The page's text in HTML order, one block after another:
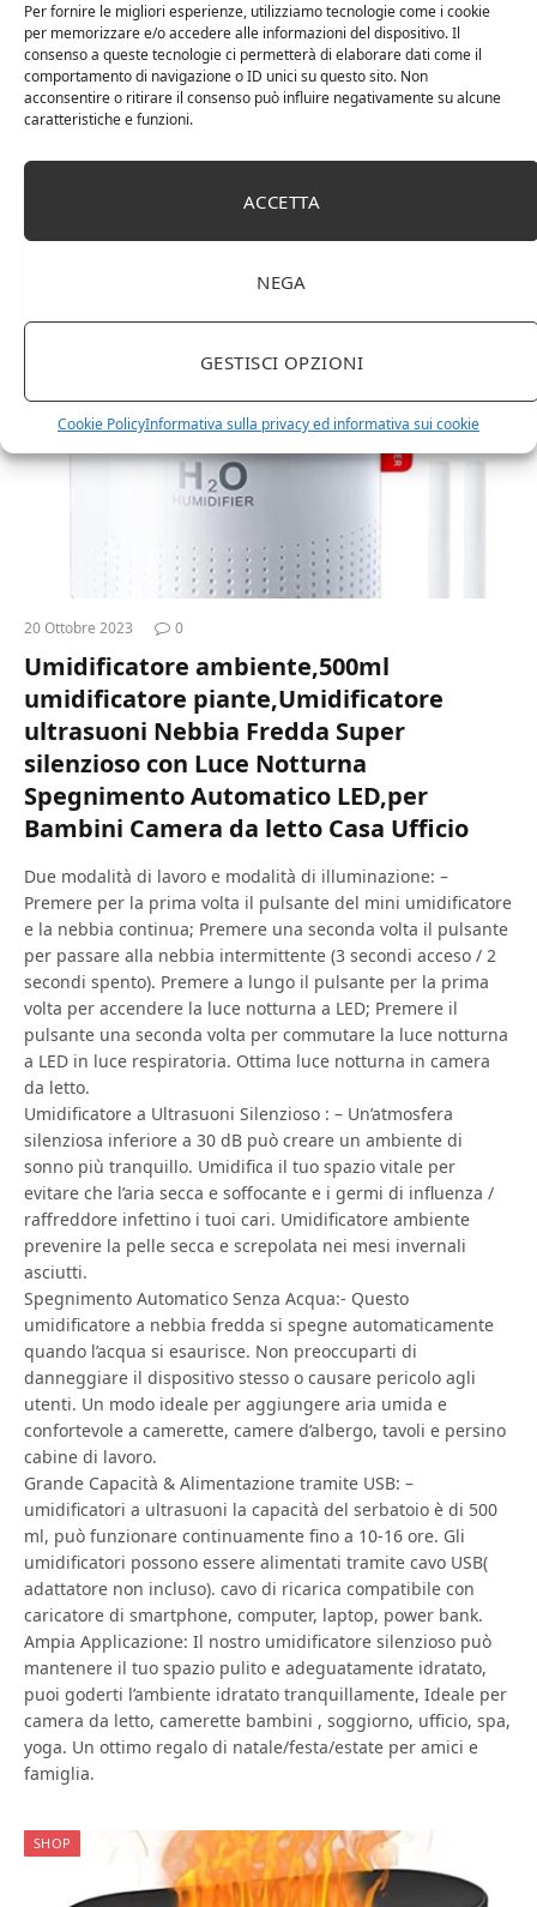
Per fornire le migliori esperienze, utilizziamo tecnologie come i cookie
per memorizzare e/o accedere alle informazioni del dispositivo. Il
consenso a queste tecnologie ci permetterà di elaborare dati come il
comportamento di navigazione o ID unici su questo sito. Non
acconsentire o ritirare il consenso può influire negativamente su alcune
caratteristiche e funzioni.
ACCETTA
NEGA
GESTISCI OPZIONI
Cookie PolicyInformativa sulla privacy ed informativa sui cookie
Nessun consumo energetico: a differenza degli umidificatori
elettrici, i nostri umidificatori sono silenziosi e non
consumano energia.
Design decorativo: gli umidificatori per il riscaldamento in
ceramica sono una bella decorazione e valorizzano
Migliore supporto e gancio: affinché l’umidificatore trovi un
20 Ottobre 2023 0
Umidificatore ambiente,500ml
umidificatore piante,Umidificatore
ultrasuoni Nebbia Fredda Super
silenzioso con Luce Notturna
Spegnimento Automatico LED,per
Bambini Camera da letto Casa Ufficio
Due modalità di lavoro e modalità di illuminazione: –
Premere per la prima volta il pulsante del mini umidificatore
e la nebbia continua; Premere una seconda volta il pulsante
per passare alla nebbia intermittente (3 secondi acceso / 2
secondi spento). Premere a lungo il pulsante per la prima
volta per accendere la luce notturna a LED; Premere il
pulsante una seconda volta per commutare la luce notturna
a LED in luce respiratoria. Ottima luce notturna in camera
da letto.
Umidificatore a Ultrasuoni Silenzioso : – Un’atmosfera
silenziosa inferiore a 30 dB può creare un ambiente di
sonno più tranquillo. Umidifica il tuo spazio vitale per
evitare che l’aria secca e soffocante e i germi di influenza /
raffreddore infettino i tuoi cari. Umidificatore ambiente
prevenire la pelle secca e screpolata nei mesi invernali
asciutti.
Spegnimento Automatico Senza Acqua:- Questo
umidificatore a nebbia fredda si spegne automaticamente
quando l’acqua si esaurisce. Non preoccuparti di
danneggiare il dispositivo stesso o causare pericolo agli
utenti. Un modo ideale per aggiungere aria umida e
confortevole a camerette, camere d’albergo, tavoli e persino
cabine di lavoro.
Grande Capacità & Alimentazione tramite USB: –
umidificatori a ultrasuoni la capacità del serbatoio è di 500
ml, può funzionare continuamente fino a 10-16 ore. Gli
umidificatori possono essere alimentati tramite cavo USB(
adattatore non incluso). cavo di ricarica compatibile con
caricatore di smartphone, computer, laptop, power bank.
Ampia Applicazione: Il nostro umidificatore silenzioso può
mantenere il tuo spazio pulito e adeguatamente idratato,
puoi goderti l’ambiente idratato tranquillamente, Ideale per
camera da letto, camerette bambini , soggiorno, ufficio, spa,
yoga. Un ottimo regalo di natale/festa/estate per amici e
famiglia.
SHOP